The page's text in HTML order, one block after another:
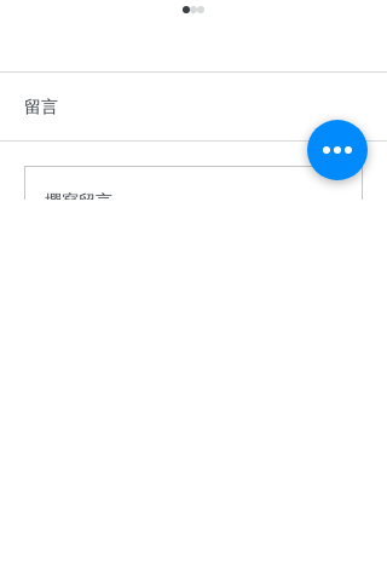
香港中學英語辯論比賽
留言
撰寫留言......